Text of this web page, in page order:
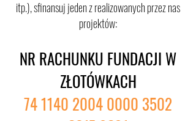
itp.), sfinansuj jeden z realizowanych przez nas
projektów:​
NR RACHUNKU FUNDACJI W
ZŁOTÓWKACH
74 1140 2004 0000 3502